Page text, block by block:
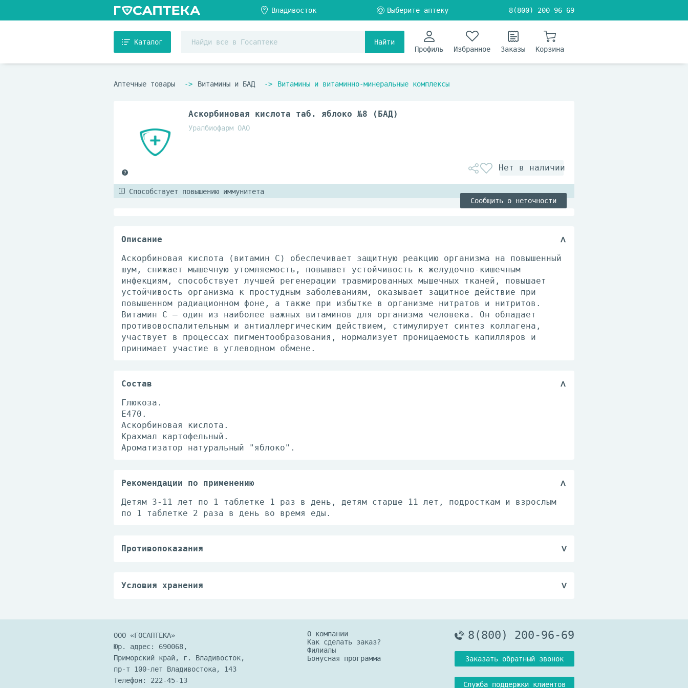
8(800) 200-96-69
Каталог
Найти
Профиль
Избранное Заказы Корзина
Аптечные товары Витамины и БАД Витамины и витаминно-минеральные комплексы
Аскорбиновая кислота таб. яблоко №8 (БАД)
Уралбиофарм ОАО
Способствует повышению иммунитета
Сообщить о неточности
Описание
Аскорбиновая кислота (витамин С) обеспечивает защитную реакцию организма на повышенный
шум, снижает мышечную утомляемость, повышает устойчивость к желудочно-кишечным
инфекциям, способствует лучшей регенерации травмированных мышечных тканей, повышает
устойчивость организма к простудным заболеваниям, оказывает защитное действие при
повышенном радиационном фоне, а также при избытке в организме нитратов и нитритов.
Витамин С – один из наиболее важных витаминов для организма человека. Он обладает
противовоспалительным и антиаллергическим действием, стимулирует синтез коллагена,
участвует в процессах пигментообразования, нормализует проницаемость капилляров и
принимает участие в углеводном обмене.
Состав
Глюкоза.
Е470.
Аскорбиновая кислота.
Крахмал картофельный.
Ароматизатор натуральный "яблоко".
Рекомендации по применению
Детям 3-11 лет по 1 таблетке 1 раз в день, детям старше 11 лет, подросткам и взрослым
по 1 таблетке 2 раза в день во время еды.
Противопоказания
проконсультироваться с врачом, перед применением БАД детьми необходимо
Условия хранения
ООО «ГОСАПТЕКА»
Юр. адрес: 690068,
Приморский край, г. Владивосток,
пр-т 100-лет Владивостока, 143
Телефон: 222-45-13
О компании
Как сделать заказ?
Филиалы
Бонусная программа
8(800) 200-96-69
Заказать обратный звонок
Служба поддержки клиентов